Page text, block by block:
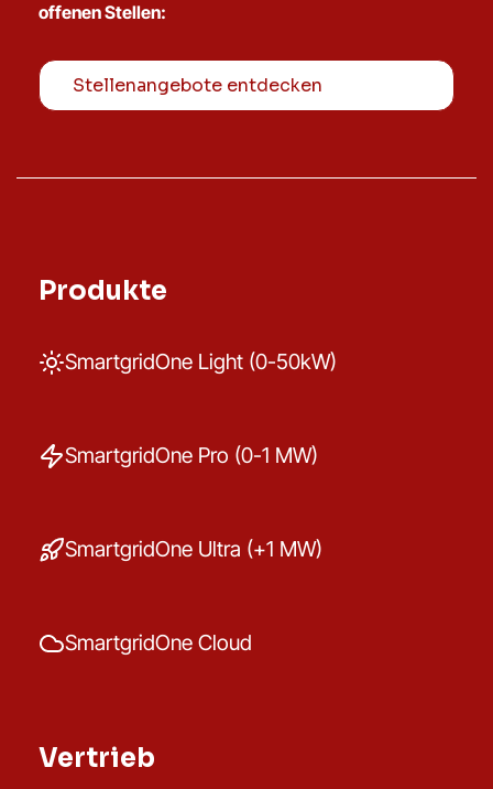
offenen Stellen:
Stellenangebote entdecken
Produkte
SmartgridOne Light (0-50kW)
SmartgridOne Pro (0-1 MW)
SmartgridOne Ultra (+1 MW)
SmartgridOne Cloud
Vertrieb